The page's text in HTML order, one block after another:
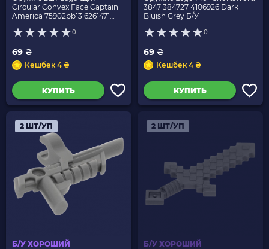
Circular Convex Face Captain
America 75902pb13 6261471
0
69 ₴
Кешбек 4 ₴
КУПИТЬ
3847 384727 4106926 Dark
Bluish Grey Б/У
0
69 ₴
Кешбек 4 ₴
КУПИТЬ
2 ШТ/УП
Б/У ХОРОШИЙ
2 ШТ/УП
Б/У ХОРОШИЙ